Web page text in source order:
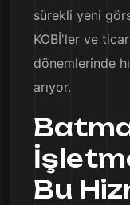
sürekli yeni
KOBİ'ler ve
dönemlerinde
arıyor.
Bu